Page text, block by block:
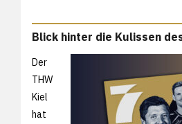
Blick hinter die Kulissen
Der
THW
Kiel
hat